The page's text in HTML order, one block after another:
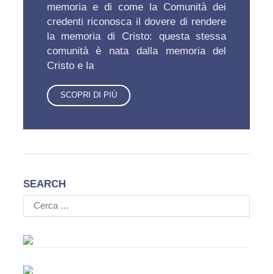
memoria e di come la Comunità dei
credenti riconosca il dovere di rendere
la memoria di Cristo: questa stessa
comunità è nata dalla memoria del
Cristo e la
SCOPRI DI PIÙ
SEARCH
Ricerca
per: